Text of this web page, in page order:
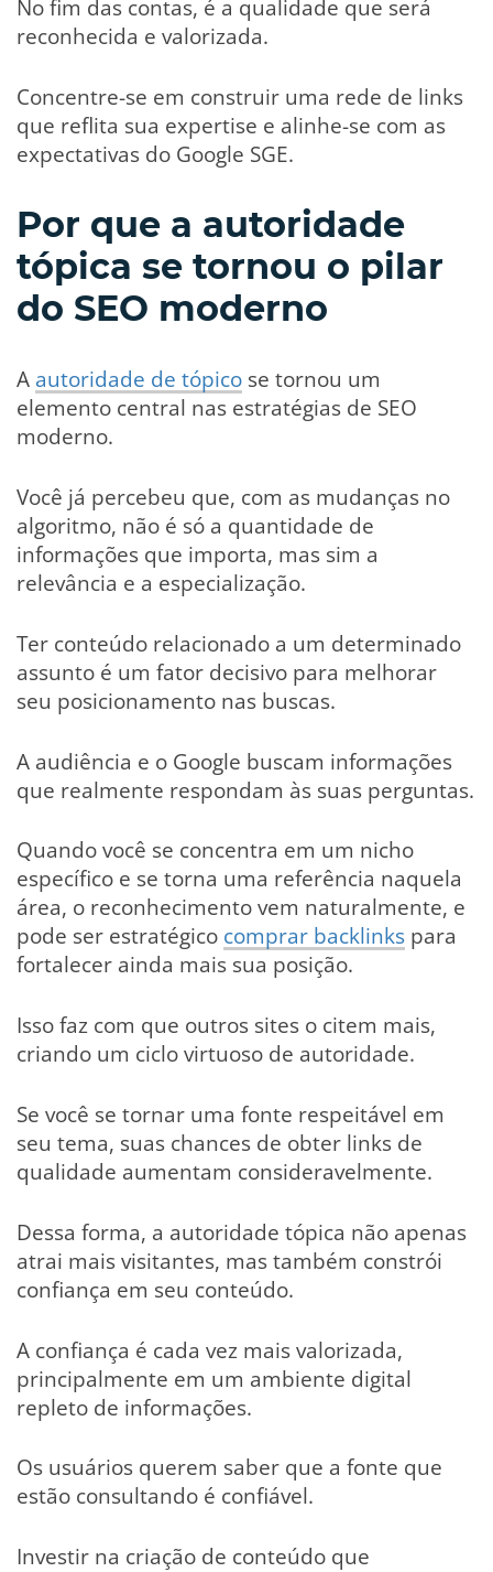
No fim das contas, é a qualidade que será
reconhecida e valorizada.
Concentre-se em construir uma rede de links
que reflita sua expertise e alinhe-se com as
expectativas do Google SGE.
Por que a autoridade
tópica se tornou o pilar
do SEO moderno
A autoridade de tópico se tornou um
elemento central nas estratégias de SEO
moderno.
Você já percebeu que, com as mudanças no
algoritmo, não é só a quantidade de
informações que importa, mas sim a
relevância e a especialização.
Ter conteúdo relacionado a um determinado
assunto é um fator decisivo para melhorar
seu posicionamento nas buscas.
A audiência e o Google buscam informações
que realmente respondam às suas perguntas.
Quando você se concentra em um nicho
específico e se torna uma referência naquela
área, o reconhecimento vem naturalmente, e
pode ser estratégico comprar backlinks para
fortalecer ainda mais sua posição.
Isso faz com que outros sites o citem mais,
criando um ciclo virtuoso de autoridade.
Se você se tornar uma fonte respeitável em
seu tema, suas chances de obter links de
qualidade aumentam consideravelmente.
Dessa forma, a autoridade tópica não apenas
atrai mais visitantes, mas também constrói
confiança em seu conteúdo.
A confiança é cada vez mais valorizada,
principalmente em um ambiente digital
repleto de informações.
Os usuários querem saber que a fonte que
estão consultando é confiável.
Investir na criação de conteúdo que